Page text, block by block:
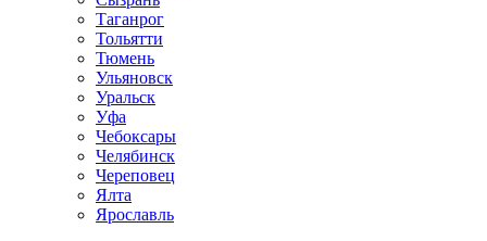
Таганрог
Тольятти
Тюмень
Ульяновск
Уральск
Уфа
Чебоксары
Челябинск
Череповец
Ялта
Ярославль